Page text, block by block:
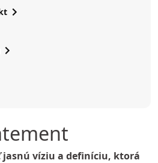
víziu a definíciu, ktorá